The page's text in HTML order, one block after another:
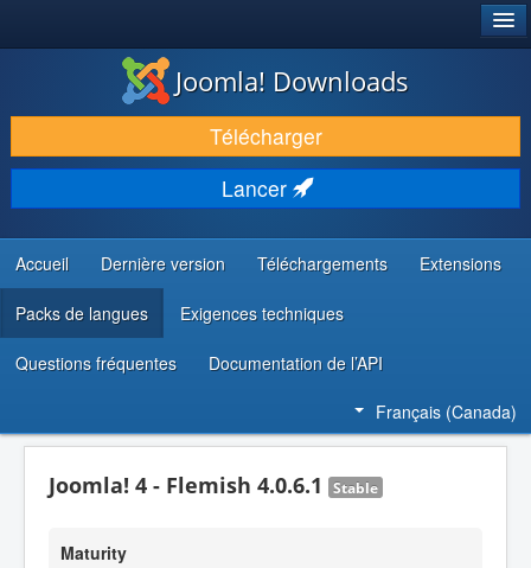
TÉLÉCHARGER & ENRICHIR
DÉCOUVRIR & APPRENDRE
COMMUNAUTÉ & SUPPORT
RESSOURCES DÉVELOPPEURS
Joomla! Downloads
Télécharger
Lancer
Accueil Dernière version Téléchargements Extensions
Packs de langues Exigences techniques
Questions fréquentes Documentation de l’API
Français (Canada)
Joomla! 4 - Flemish 4.0.6.1 Stable
Maturity